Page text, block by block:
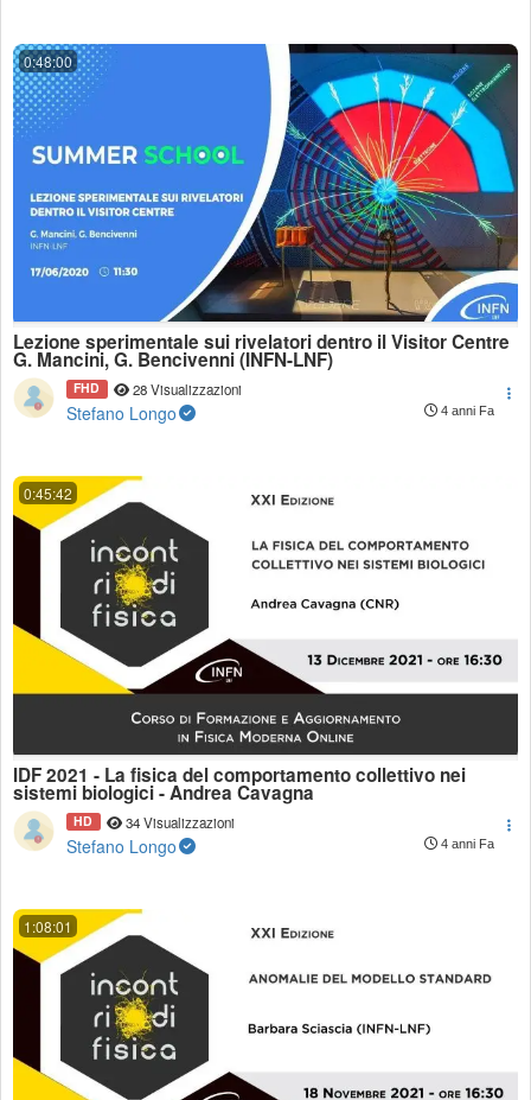
0:48:00
Lezione sperimentale sui rivelatori dentro il Visitor Centre
G. Mancini, G. Bencivenni (INFN-LNF)
FHD 28 Visualizzazioni
Stefano Longo 4 anni Fa
0:45:42
IDF 2021 - La fisica del comportamento collettivo nei
sistemi biologici - Andrea Cavagna
HD 34 Visualizzazioni
Stefano Longo 4 anni Fa
1:08:01